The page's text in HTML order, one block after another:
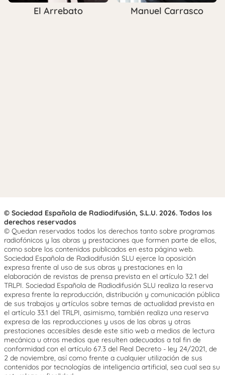
El Arrebato Manuel Carrasco
© Sociedad Española de Radiodifusión, S.L.U. 2026. Todos los
derechos reservados
© Quedan reservados todos los derechos tanto sobre programas
radiofónicos y las obras y prestaciones que formen parte de ellos,
como sobre los contenidos publicados en esta página web.
Sociedad Española de Radiodifusión SLU ejerce la oposición
expresa frente al uso de sus obras y prestaciones en la
elaboración de revistas de prensa prevista en el artículo 32.1 del
TRLPI. Sociedad Española de Radiodifusión SLU realiza la reserva
expresa frente la reproducción, distribución y comunicación pública
de sus trabajos y artículos sobre temas de actualidad prevista en
el artículo 33.1 del TRLPI, asimismo, también realiza una reserva
expresa de las reproducciones y usos de las obras y otras
prestaciones accesibles desde este sitio web a medios de lectura
mecánica u otros medios que resulten adecuados a tal fin de
conformidad con el artículo 67.3 del Real Decreto - ley 24/2021, de
2 de noviembre, así como frente a cualquier utilización de sus
contenidos por tecnologías de inteligencia artificial, sea cual sea su